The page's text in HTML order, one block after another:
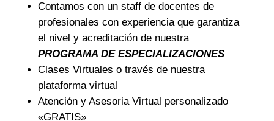
Contamos con un staff de docentes de
profesionales con experiencia que garantiza
el nivel y acreditación de nuestra
PROGRAMA DE ESPECIALIZACIONES
Clases Virtuales o través de nuestra
plataforma virtual
Atención y Asesoria Virtual personalizado
«GRATIS»